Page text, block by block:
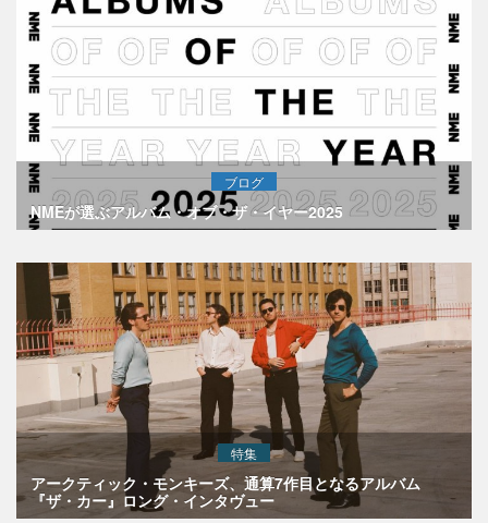
ブログ
NMEが選ぶアルバム・オブ・ザ・イヤー2025
特集
アークティック・モンキーズ、通算7作目となるアルバム
『ザ・カー』ロング・インタヴュー